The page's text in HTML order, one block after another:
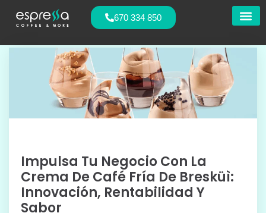
670 334 850
Impulsa Tu Negocio Con La
Crema De Café Fría De Bresküì:
Innovación, Rentabilidad Y
Sabor